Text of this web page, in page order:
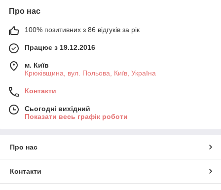
Про нас
100% позитивних з 86 відгуків за рік
Працює з 19.12.2016
м. Київ
Крюківщина, вул. Польова, Київ, Україна
Контакти
Сьогодні вихідний
Показати весь графік роботи
Про нас
Контакти